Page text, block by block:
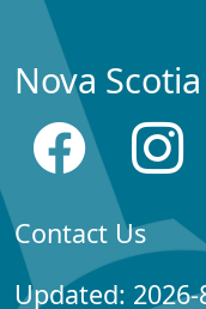
Nova
Contact Us
Updated: 2026-